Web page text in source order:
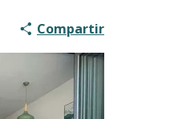
Compartir